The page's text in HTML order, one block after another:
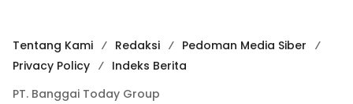
Tentang Kami Redaksi
Pedoman Media Siber
Privacy Policy
Indeks Berita
PT. Banggai Today Group